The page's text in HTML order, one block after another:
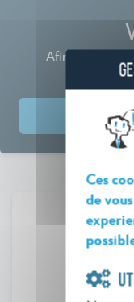
Afin de rester à
Ces
de